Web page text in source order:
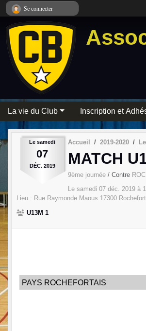
La vie du Club Inscription et
Le samedi
07
DÉC. 2019
Accueil 2019-2020
MATCH
9ème journée / Contre
Le samedi 07 déc. 2019 à
Lieu : Rue Raymonde Maous 17300 Rochefort
U13M 1
PAYS ROCHEFORTAIS
Se connecter
Panneau de gestion des cookies